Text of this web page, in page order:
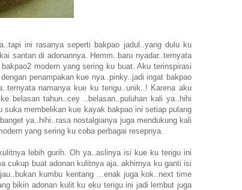
ini rasanya seperti bakpao jadul..yang dulu ku
santan di adonannya. Hemm..baru nyadar..ternyata
modern yang sering ku buat. Aku terinspirasi
penampakan kue nya..pinky..jadi ingat bakpao
namanya kue ku terigu..unik..! Karena aku
belasan tahun..cey ..belasan..puluhan kali ya..hihi
membelikan kue kayak bakpao ini setiap pulang
ya..hihi..rasa nostalgianya juga mendukung kali
yang sering ku coba perbagai resepnya.
lebih gurih. Oh ya..aslinya isi kue ku terigu ini
cukup buat adonan kulitnya aja..akhirnya ku ganti isi
kumbu kentang ...enak juga kok..next time
bikin adonan kulit ku eku terigu ini jadi lembut juga